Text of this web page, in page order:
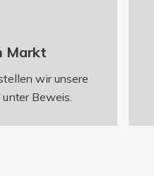
Markt
wir unsere
Beweis.